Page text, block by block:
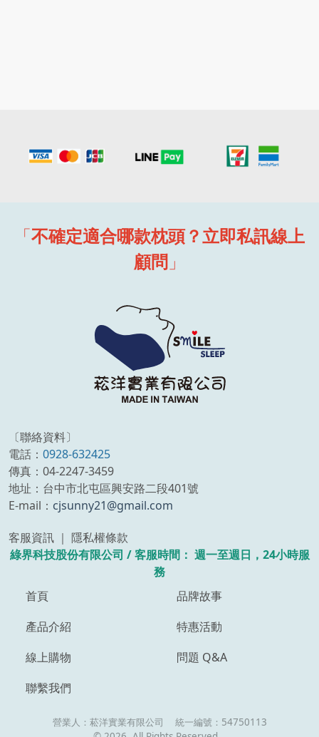
「不確定適合哪款枕頭？立即私訊線上
顧問 」
〔聯絡資料〕
電話： 0928-632425
傳真：04-2247-3459
地址：台中市北屯區興安路二段401號
E-mail： cjsunny21@gmail.com
客服資訊 ｜ 隱私權條款
綠界科技股份有限公司 /客服時間： 週一至週日，24小時服
務
首頁
品牌故事
產品介紹
特惠活動
線上購物
問題 Q&A
聯繫我們
營業人： 菘洋實業有限公司 統一編號： 54750113